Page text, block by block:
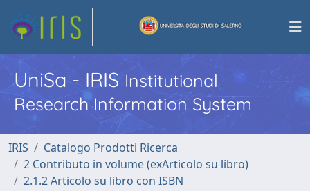
UniSa - IRISInstitutional
Research Information System
IRIS
Catalogo Prodotti Ricerca
2 Contributo in volume (exArticolo su libro)
2.1.2 Articolo su libro con ISBN